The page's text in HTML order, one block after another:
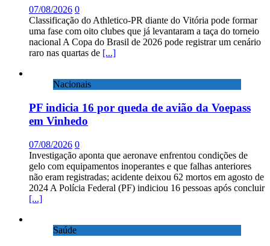
07/08/2026 0
Classificação do Athletico-PR diante do Vitória pode formar
uma fase com oito clubes que já levantaram a taça do torneio
nacional A Copa do Brasil de 2026 pode registrar um cenário
raro nas quartas de [...]
Nacionais
PF indicia 16 por queda de avião da Voepass
em Vinhedo
07/08/2026 0
Investigação aponta que aeronave enfrentou condições de
gelo com equipamentos inoperantes e que falhas anteriores
não eram registradas; acidente deixou 62 mortos em agosto de
2024 A Polícia Federal (PF) indiciou 16 pessoas após concluir
[...]
Saúde